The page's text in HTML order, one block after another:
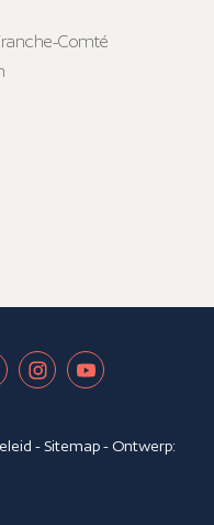
Comté
- Sitemap- Ontwerp: